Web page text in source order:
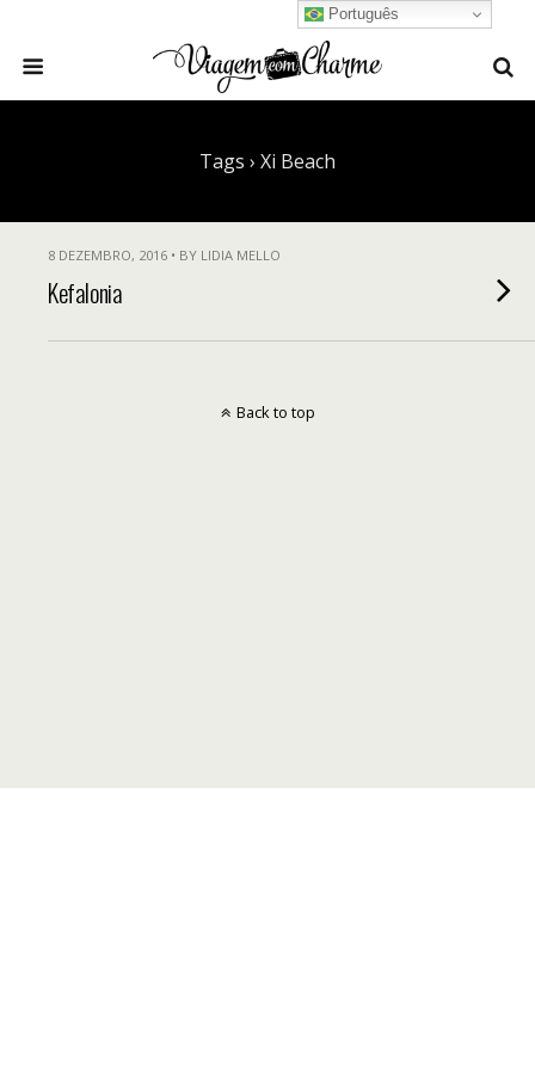
Tags › Xi Beach
8 DEZEMBRO, 2016 • BY LIDIA MELLO
Kefalonia
Português
Back to top